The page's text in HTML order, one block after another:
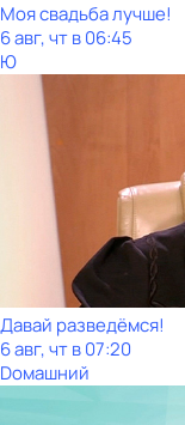
Моя свадьба лучше!
6 авг, чт в 06:45
Ю
Давай рaзвeдёмся!
6 авг, чт в 07:20
Dомашний